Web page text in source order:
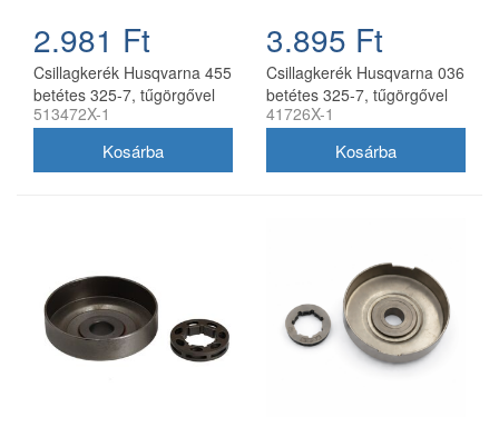
2.981 Ft
Csillagkerék Husqvarna 455
betétes 325-7, tűgörgővel
utángyártott
513472X-1
3.895 Ft
Csillagkerék Husqvarna 036
betétes 325-7, tűgörgővel
utángyártott
41726X-1